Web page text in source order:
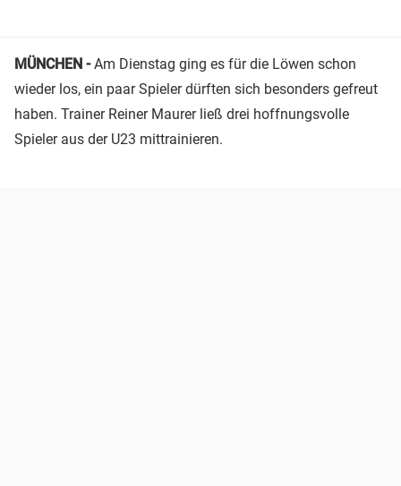
MÜNCHEN -Am Dienstag ging es für die Löwen schon
wieder los, ein paar Spieler dürften sich besonders gefreut
haben. Trainer Reiner Maurer ließ drei hoffnungsvolle
Spieler aus der U23 mittrainieren.